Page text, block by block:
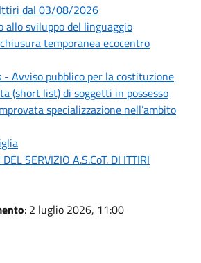
dal 03/08/2026
allo sviluppo del linguaggio
temporanea ecocentro
- Avviso pubblico per la costituzione
(short list) di soggetti in possesso
specializzazione nell’ambito
SERVIZIO A.S.CoT. DI ITTIRI
: 2 luglio 2026, 11:00